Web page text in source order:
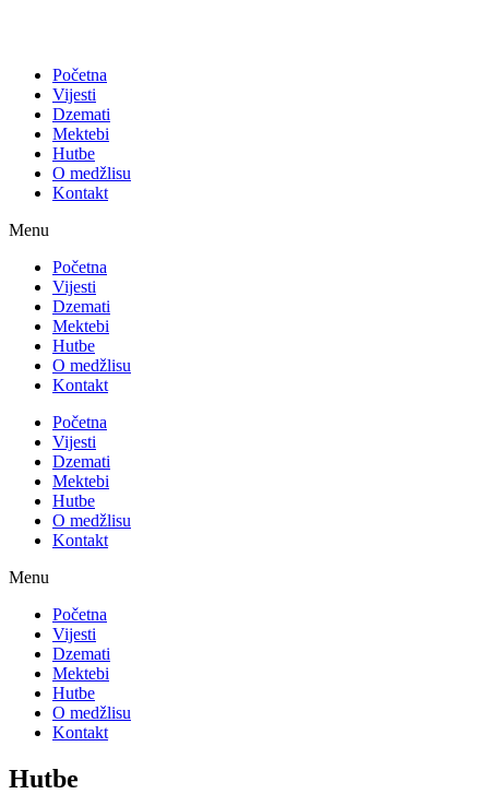
Početna
Vijesti
Dzemati
Mektebi
Hutbe
O medžlisu
Kontakt
Menu
Početna
Vijesti
Dzemati
Mektebi
Hutbe
O medžlisu
Kontakt
Početna
Vijesti
Dzemati
Mektebi
Hutbe
O medžlisu
Kontakt
Menu
Početna
Vijesti
Dzemati
Mektebi
Hutbe
O medžlisu
Kontakt
Hutbe